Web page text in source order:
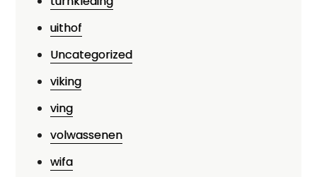
uithof
Uncategorized
viking
ving
volwassenen
wifa